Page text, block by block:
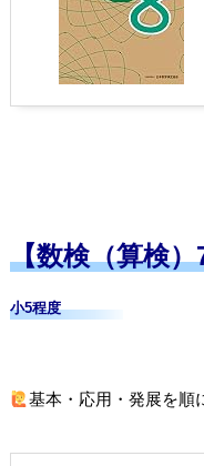
【数検（算検
小5程度
基本・応用・発展を順